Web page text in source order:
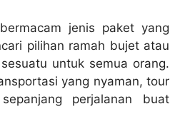
jenis paket yang
pilihan ramah bujet atau
untuk semua orang.
yang nyaman, tour
perjalanan buat